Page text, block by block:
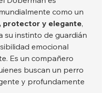
como un
protector y elegante,
su instinto de guardián
emocional
Es un compañero
buscan un perro
y profundamente